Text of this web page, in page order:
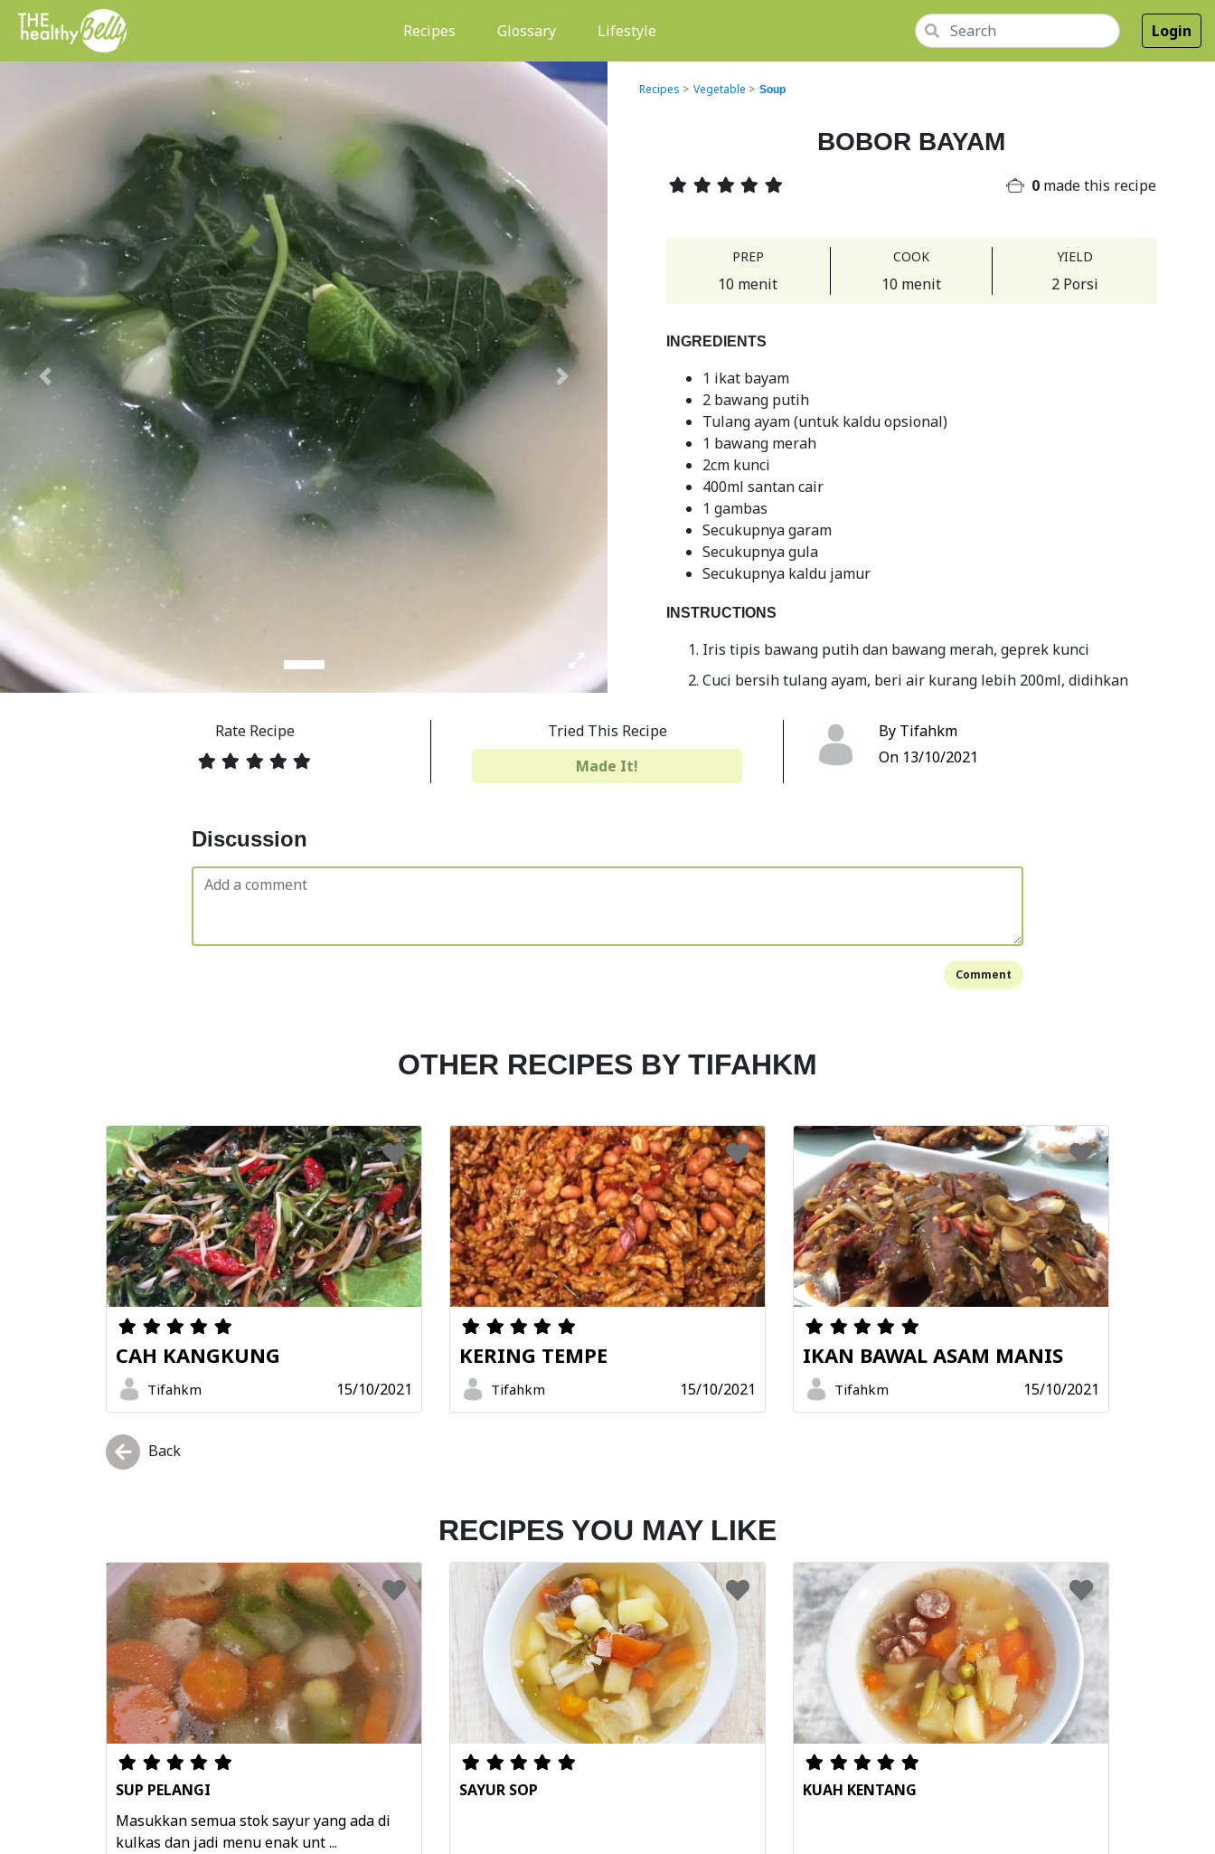
Recipes (current)Glossary Lifestyle Login
Previous Next
Recipes > Vegetable > Soup
BOBOR BAYAM
0 made this recipe
PREP
10 menit
COOK
10 menit
YIELD
2 Porsi
INGREDIENTS
1 ikat bayam
2 bawang putih
Tulang ayam (untuk kaldu opsional)
1 bawang merah
2cm kunci
400ml santan cair
1 gambas
Secukupnya garam
Secukupnya gula
Secukupnya kaldu jamur
INSTRUCTIONS
Iris tipis bawang putih dan bawang merah, geprek kunci
Cuci bersih tulang ayam, beri air kurang lebih 200ml, didihkan
sudah keluar, masukkan bawang putih bawang merah, kunci
Apabila bawang sudah layu, masukkan gambas
Rate Recipe
Tried This Recipe
Made It!
By Tifahkm
On 13/10/2021
Discussion
Comment
OTHER RECIPES BY TIFAHKM
CAH KANGKUNG
Tifahkm 15/10/2021
KERING TEMPE
Tifahkm 15/10/2021
IKAN BAWAL ASAM MANIS
Tifahkm 15/10/2021
Back
RECIPES YOU MAY LIKE
SUP PELANGI
Masukkan semua stok sayur yang ada di
kulkas dan jadi menu enak unt ...
SAYUR SOP KUAH KENTANG